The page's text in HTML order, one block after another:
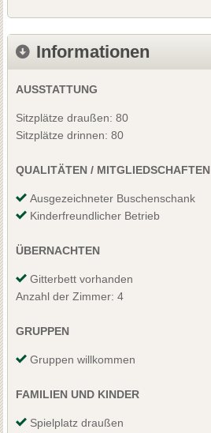
Informationen
AUSSTATTUNG
Sitzplätze draußen: 80
Sitzplätze drinnen: 80
QUALITÄTEN / MITGLIEDSCHAFTEN
Ausgezeichneter Buschenschank
Kinderfreundlicher Betrieb
ÜBERNACHTEN
Gitterbett vorhanden
Anzahl der Zimmer: 4
GRUPPEN
Gruppen willkommen
FAMILIEN UND KINDER
Spielplatz draußen